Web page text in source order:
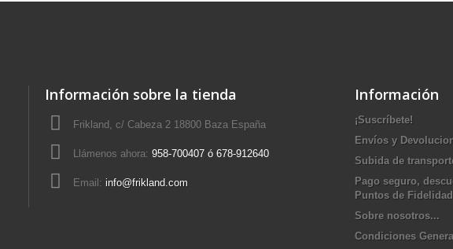
Información sobre la tienda
Frikland, c/ Cabeza 2 18800 Baza España
Llámenos ahora: 958-700407 ó 678-912640
Email: info@frikland.com
Información
¡Suscríbete!
Envíos y
Subida de
Pago seguro,
Puntos de Fidelidad
Sobre nosotros...
Condiciones